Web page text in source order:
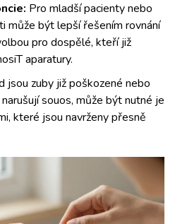
Pro mladší pacienty nebo
může být lepší řešením rovnání
pro dospělé, kteří již
aparatury.
jsou zuby již poškozené nebo
souos, může být nutné je
které jsou navrženy přesně